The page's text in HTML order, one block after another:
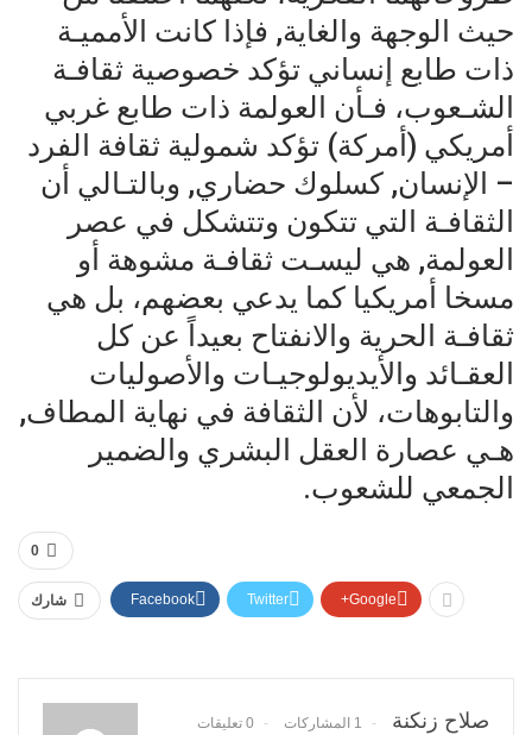
حيث الوجهة والغاية, فإذا كانت الأمميـة
ذات طابع إنساني تؤكد خصوصية ثقافـة
الشـعوب، فـأن العولمة ذات طابع غربي
أمريكي (أمركة) تؤكد شمولية ثقافة الفرد
– الإنسان, كسلوك حضاري, وبالتـالي أن
الثقافـة التي تتكون وتتشكل في عصر
العولمة, هي ليسـت ثقافـة مشوهة أو
مسخا أمريكيا كما يدعي بعضهم، بل هي
ثقافـة الحرية والانفتاح بعيداً عن كل
العقـائد والأيديولوجيـات والأصوليات
والتابوهات، لأن الثقافة في نهاية المطاف,
هـي عصارة العقل البشري والضمير
الجمعي للشعوب.
0
شارك Facebook Twitter Google+
صلاح زنكنة 1 المشاركات 0 تعليقات